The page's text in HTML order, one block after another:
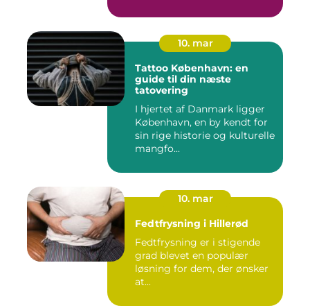
10. mar
Tattoo København: en
guide til din næste
tatovering
I hjertet af Danmark ligger
København, en by kendt for
sin rige historie og kulturelle
mangfo...
10. mar
Fedtfrysning i Hillerød
Fedtfrysning er i stigende
grad blevet en populær
løsning for dem, der ønsker
at...